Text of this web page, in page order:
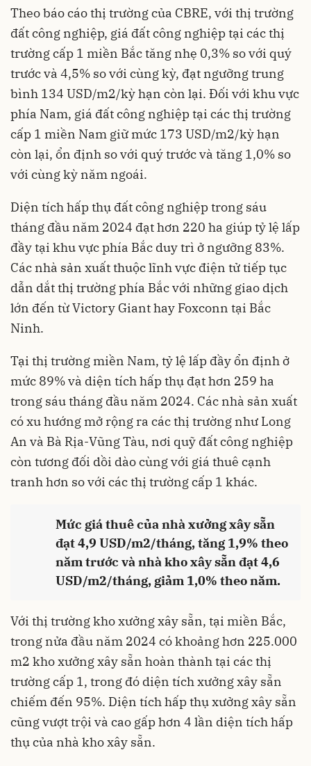
Theo báo cáo thị trường của CBRE, với thị trường
đất công nghiệp, giá đất công nghiệp tại các thị
trường cấp 1 miền Bắc tăng nhẹ 0,3% so với quý
trước và 4,5% so với cùng kỳ, đạt ngưỡng trung
bình 134 USD/m2/kỳ hạn còn lại. Đối với khu vực
phía Nam, giá đất công nghiệp tại các thị trường
cấp 1 miền Nam giữ mức 173 USD/m2/kỳ hạn
còn lại, ổn định so với quý trước và tăng 1,0% so
với cùng kỳ năm ngoái.
Diện tích hấp thụ đất công nghiệp trong sáu
tháng đầu năm 2024 đạt hơn 220 ha giúp tỷ lệ lấp
đầy tại khu vực phía Bắc duy trì ở ngưỡng 83%.
Các nhà sản xuất thuộc lĩnh vực điện tử tiếp tục
dẫn dắt thị trường phía Bắc với những giao dịch
lớn đến từ Victory Giant hay Foxconn tại Bắc
Ninh.
Tại thị trường miền Nam, tỷ lệ lấp đầy ổn định ở
mức 89% và diện tích hấp thụ đạt hơn 259 ha
trong sáu tháng đầu năm 2024. Các nhà sản xuất
có xu hướng mở rộng ra các thị trường như Long
An và Bà Rịa-Vũng Tàu, nơi quỹ đất công nghiệp
còn tương đối dồi dào cùng với giá thuê cạnh
tranh hơn so với các thị trường cấp 1 khác.
Mức giá thuê của nhà xưởng xây sẵn
đạt 4,9 USD/m2/tháng, tăng 1,9% theo
năm trước và nhà kho xây sẵn đạt 4,6
USD/m2/tháng, giảm 1,0% theo năm.
Với thị trường kho xưởng xây sẵn, tại miền Bắc,
trong nửa đầu năm 2024 có khoảng hơn 225.000
m2 kho xưởng xây sẵn hoàn thành tại các thị
trường cấp 1, trong đó diện tích xưởng xây sẵn
chiếm đến 95%. Diện tích hấp thụ xưởng xây sẵn
cũng vượt trội và cao gấp hơn 4 lần diện tích hấp
thụ của nhà kho xây sẵn.